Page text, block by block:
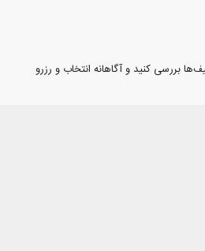
بررسی کنید و آگاهانه انتخاب و رزرو